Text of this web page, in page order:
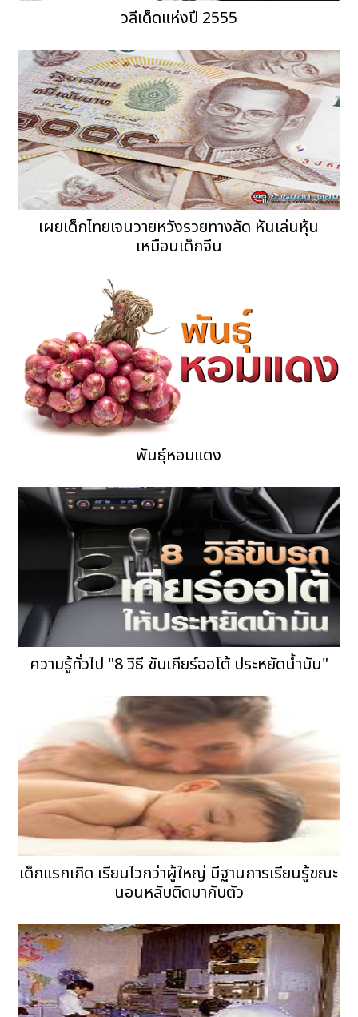
วลีเด็ดแห่งปี 2555
เผยเด็กไทยเจนวายหวังรวยทางลัด หันเล่นหุ้น
เหมือนเด็กจีน
พันธุ์หอมแดง
ความรู้ทั่วไป "8 วิธี ขับเกียร์ออโต้ ประหยัดน้ำมัน"
เด็กแรกเกิด เรียนไวกว่าผู้ใหญ่ มีฐานการเรียนรู้ขณะ
นอนหลับติดมากับตัว